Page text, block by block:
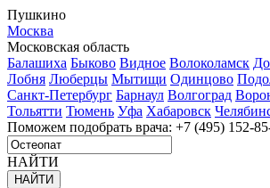
Пушкино
Москва
Московская область
Балашиха Быково Видное Волоколамск
Лобня Люберцы Мытищи Одинцово
Санкт-Петербург Барнаул Волгоград
Тольятти Тюмень Уфа Хабаровск
Поможем подобрать врача: +7 (495) 152-
НАЙТИ